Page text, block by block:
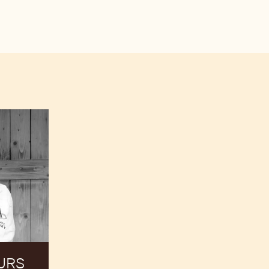
.
.
company/callebautchocolateacademy/.